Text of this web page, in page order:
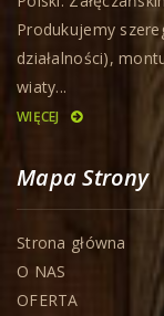
Produkujemy
działalności),
wiaty...
WIĘCEJ
Mapa Strony
Strona główna
O NAS
OFERTA